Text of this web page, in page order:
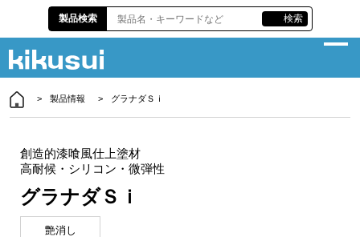
企業情報
サスティナビリティ
製品情報
各種資料
製品検索 検索
製品情報 グラナダＳｉ
創造的漆喰風仕上塗材
高耐候・シリコン・微弾性
グラナダＳｉ
艶消し